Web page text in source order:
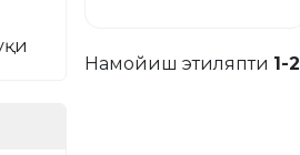
Намойиш этиляпти 1-2